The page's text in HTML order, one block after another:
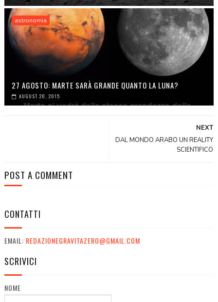
astronomia
27 AGOSTO: MARTE SARÀ GRANDE QUANTO LA LUNA?
AUGUST 20, 2015
NEXT
DAL MONDO ARABO UN REALITY
SCIENTIFICO
POST A COMMENT
CONTATTI
EMAIL: REDAZIONEGRAVITAZERO@GMAIL.COM
SCRIVICI
NOME